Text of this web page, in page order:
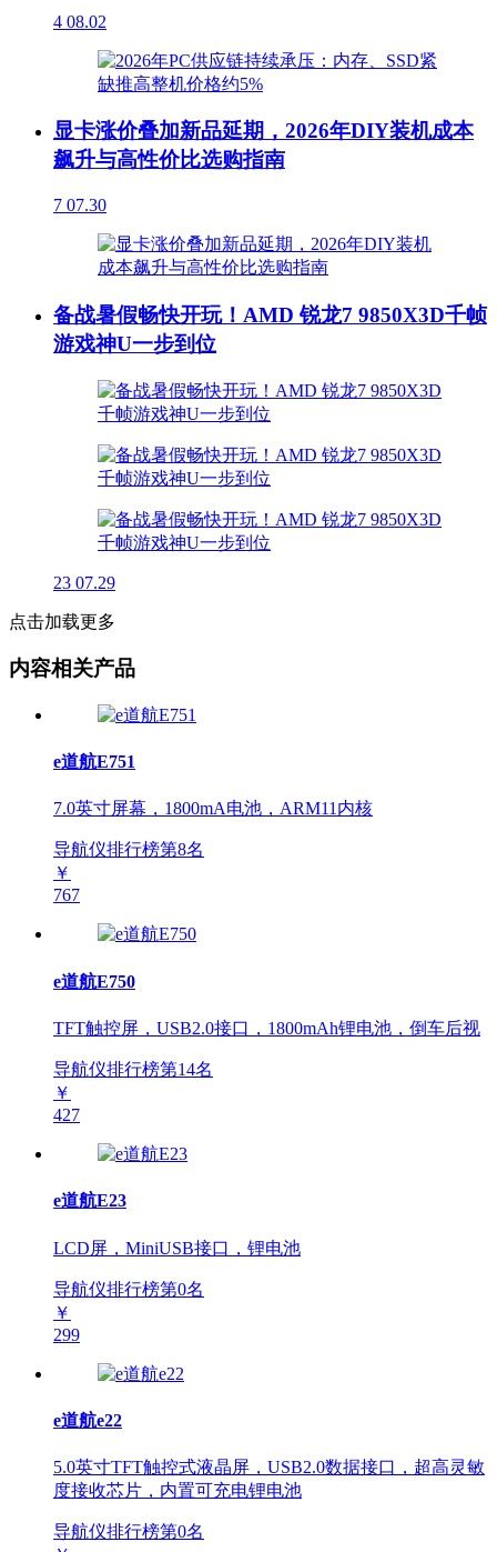
4 08.02
显卡涨价叠加新品延期，2026年DIY装机成本
飙升与高性价比选购指南
7 07.30
备战暑假畅快开玩！AMD 锐龙7 9850X3D千帧
游戏神U一步到位
23 07.29
点击加载更多
内容相关产品
e道航E751
7.0英寸屏幕，1800mA电池，ARM11内核
导航仪排行榜第8名
￥
767
e道航E750
TFT触控屏，USB2.0接口，1800mAh锂电池，倒车后视
导航仪排行榜第14名
￥
427
e道航E23
LCD屏，MiniUSB接口，锂电池
导航仪排行榜第0名
￥
299
e道航e22
5.0英寸TFT触控式液晶屏，USB2.0数据接口，超高灵敏
度接收芯片，内置可充电锂电池
导航仪排行榜第0名